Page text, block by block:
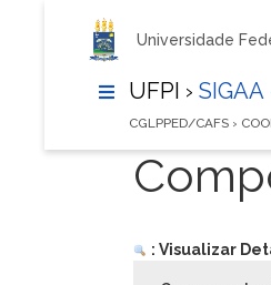
Universidade
UFPI ›
CGLPPED/CAFS ›
: Visualizar